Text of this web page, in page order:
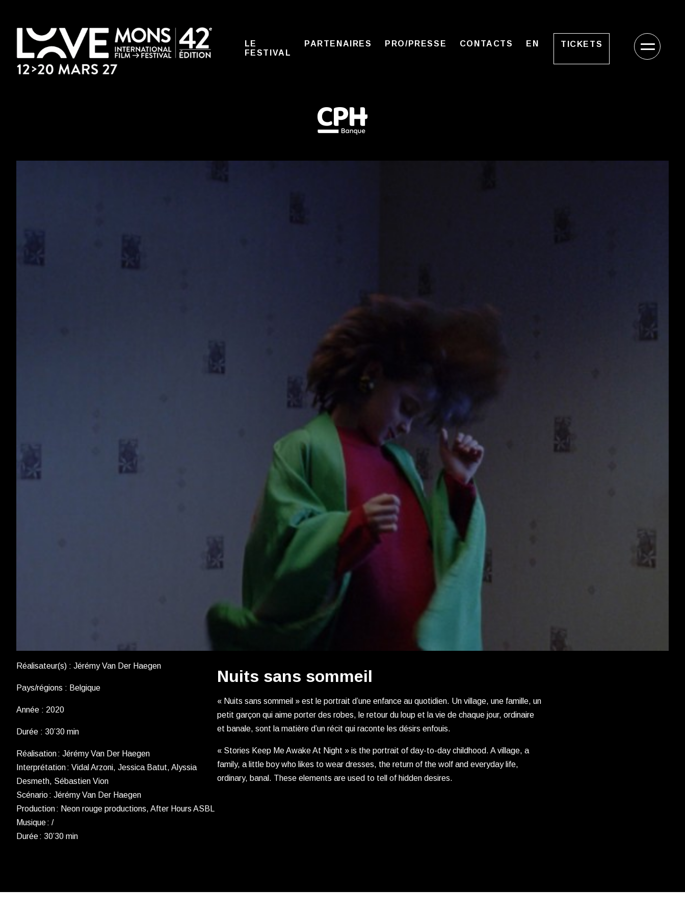
LE
FESTIVAL
PARTENAIRES PRO/PRESSE CONTACTS EN TICKETS
Réalisateur(s) : Jérémy Van Der Haegen
Pays/régions : Belgique
Année : 2020
Durée : 30’30 min
Réalisation : Jérémy Van Der Haegen
Interprétation : Vidal Arzoni, Jessica Batut, Alyssia
Desmeth, Sébastien Vion
Scénario : Jérémy Van Der Haegen
Production : Neon rouge productions, After Hours ASBL
Musique : /
Durée : 30’30 min
Nuits sans sommeil
« Nuits sans sommeil » est le portrait d’une enfance au quotidien. Un village, une famille, un
petit garçon qui aime porter des robes, le retour du loup et la vie de chaque jour, ordinaire
et banale, sont la matière d’un récit qui raconte les désirs enfouis.
« Stories Keep Me Awake At Night » is the portrait of day-to-day childhood. A village, a
family, a little boy who likes to wear dresses, the return of the wolf and everyday life,
ordinary, banal. These elements are used to tell of hidden desires.